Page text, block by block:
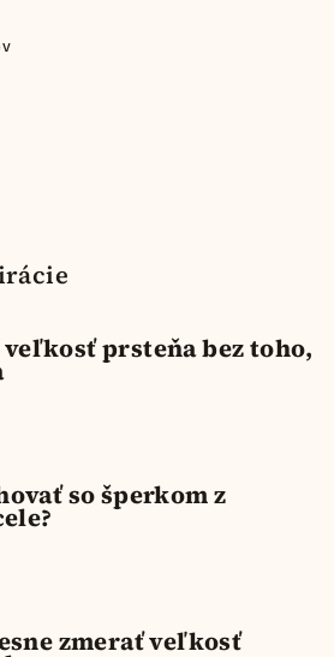
prsteňa bez toho,
so šperkom z
zmerať veľkosť